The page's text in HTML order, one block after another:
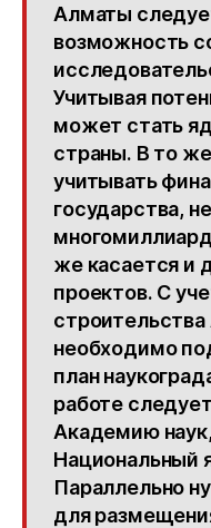
Алматы
возможность
Учитывая
может стать
страны. В то
учитывать
государства,
же касается и
проектов. С
необходимо
план
работе
Академию
Национальный
Параллельно
для